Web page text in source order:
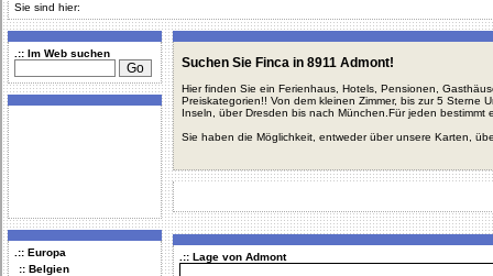
Sie sind hier:
.:: Im Web suchen
.:: Europa
:: Belgien
Suchen Sie Finca in 8911 Admont!
Hier finden Sie ein Ferienhaus, Hotels, Pensionen,
Preiskategorien!! Von dem kleinen Zimmer, bis zur 5 Sterne
Inseln, über Dresden bis nach München.Für jeden bestimmt
Sie haben die Möglichkeit, entweder über unsere Karten,
.:: Lage von Admont